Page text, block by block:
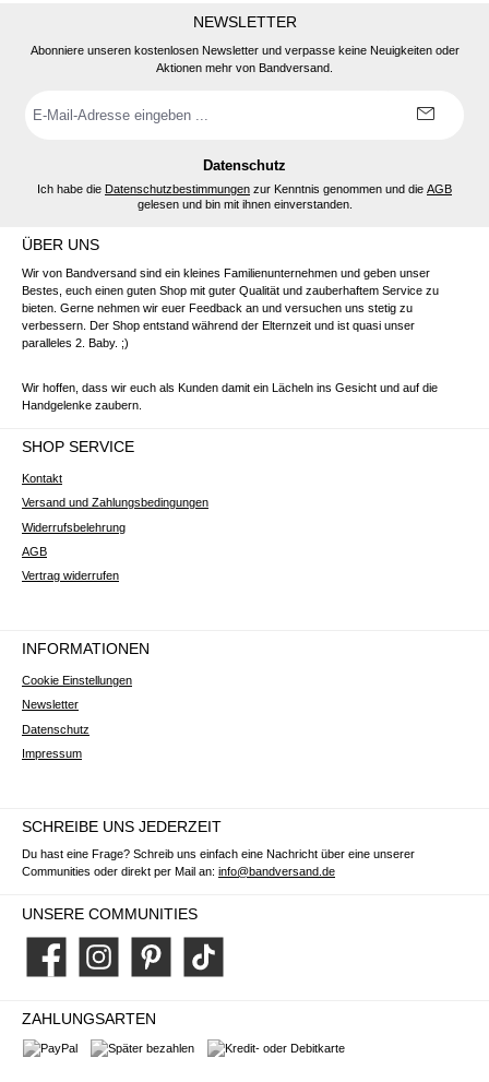
NEWSLETTER
Abonniere unseren kostenlosen Newsletter und verpasse keine Neuigkeiten oder
Aktionen mehr von Bandversand.
Mail-
Datenschutz
Ich habe die Datenschutzbestimmungen zur Kenntnis genommen und die AGB
gelesen und bin mit ihnen einverstanden.
ÜBER UNS
Wir von Bandversand sind ein kleines Familienunternehmen und geben unser
Bestes, euch einen guten Shop mit guter Qualität und zauberhaftem Service zu
bieten. Gerne nehmen wir euer Feedback an und versuchen uns stetig zu
verbessern. Der Shop entstand während der Elternzeit und ist quasi unser
paralleles 2. Baby. ;)
Wir hoffen, dass wir euch als Kunden damit ein Lächeln ins Gesicht und auf die
Handgelenke zaubern.
SHOP SERVICE
Kontakt
Versand und Zahlungsbedingungen
Widerrufsbelehrung
AGB
Vertrag widerrufen
INFORMATIONEN
Cookie Einstellungen
Newsletter
Datenschutz
Impressum
SCHREIBE UNS JEDERZEIT
Du hast eine Frage? Schreib uns einfach eine Nachricht über eine unserer
Communities oder direkt per Mail an: info@bandversand.de
UNSERE COMMUNITIES
Facebook Instagram Pinterest TikTok
ZAHLUNGSARTEN